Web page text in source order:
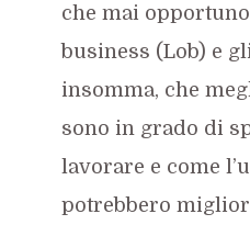
che mai
business (Lob) e
insomma, che
sono in grado di
lavorare e come
potrebbero